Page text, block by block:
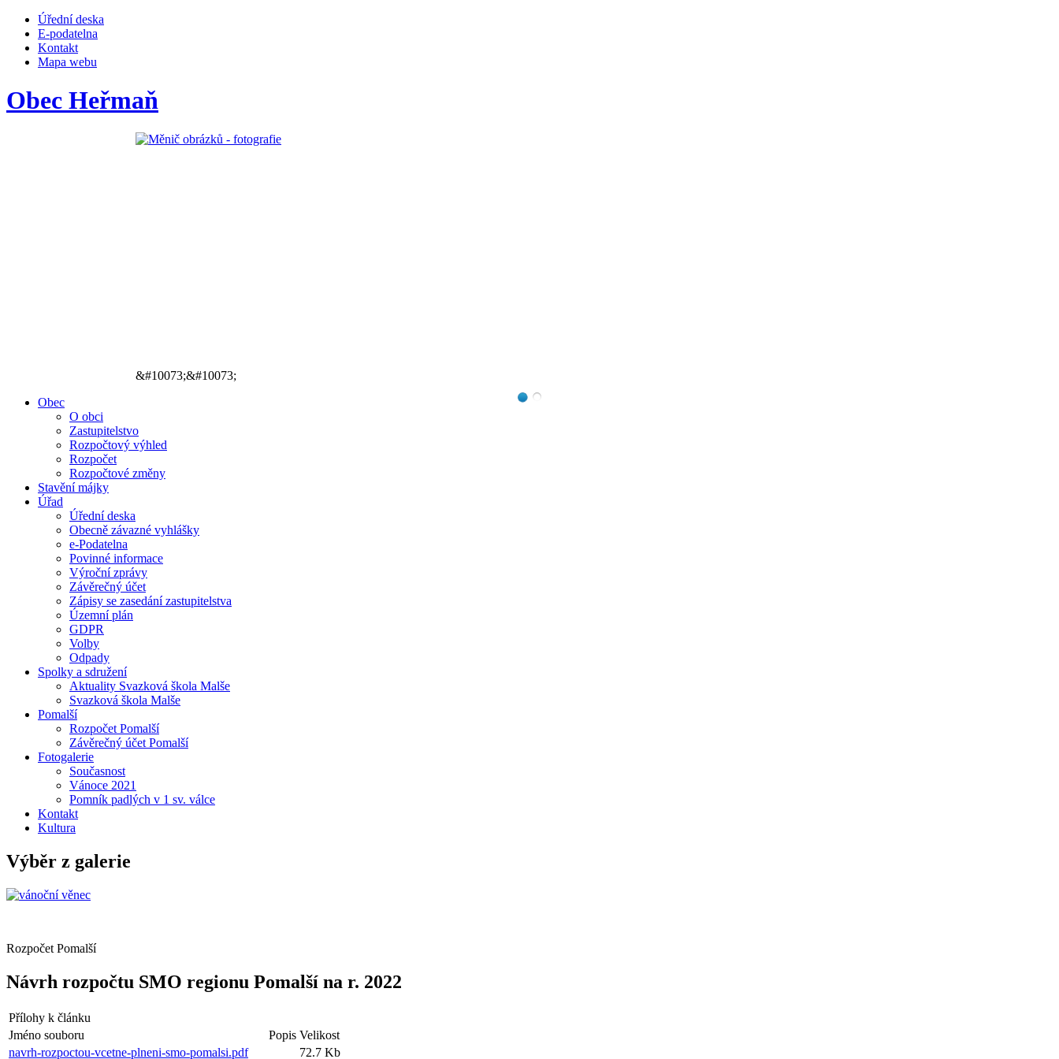
Úřední deska
E-podatelna
Kontakt
Mapa webu
Obec Heřmaň
&#10073;&#10073;
Obec
O obci
Zastupitelstvo
Rozpočtový výhled
Rozpočet
Rozpočtové změny
Stavění májky
Úřad
Úřední deska
Obecně závazné vyhlášky
e-Podatelna
Povinné informace
Výroční zprávy
Závěrečný účet
Zápisy se zasedání zastupitelstva
Územní plán
GDPR
Volby
Odpady
Spolky a sdružení
Aktuality Svazková škola Malše
Svazková škola Malše
Pomalší
Rozpočet Pomalší
Závěrečný účet Pomalší
Fotogalerie
Současnost
Vánoce 2021
Pomník padlých v 1 sv. válce
Kontakt
Kultura
Výběr z galerie
Rozpočet Pomalší
Návrh rozpočtu SMO regionu Pomalší na r. 2022
Přílohy k článku
Jméno souboru
Popis Velikost
navrh-rozpoctou-vcetne-plneni-smo-pomalsi.pdf
72.7 Kb